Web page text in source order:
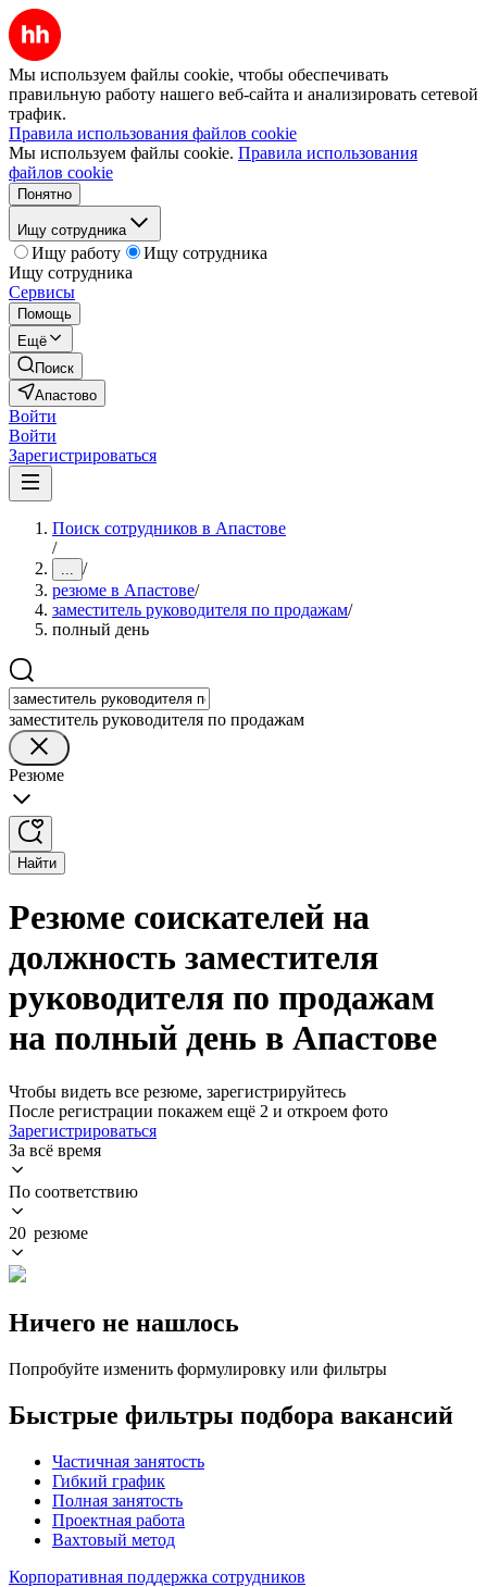
Мы используем файлы cookie, чтобы обеспечивать
правильную работу нашего веб-сайта и анализировать сетевой
трафик.
Правила использования файлов cookie
Мы используем файлы cookie. Правила использования
файлов cookie
Понятно
Ищу сотрудника
Ищу работу
Ищу сотрудника
Ищу сотрудника
Сервисы
Помощь
Ещё
Поиск
Апастово
Войти
Войти
Зарегистрироваться
Поиск сотрудников в Апастове
/
... /
резюме в Апастове/
заместитель руководителя по продажам/
полный день
заместитель руководителя по продажам
Резюме
Найти
Резюме соискателей на
должность заместителя
руководителя по продажам
на полный день в Апастове
Чтобы видеть все резюме, зарегистрируйтесь
После регистрации покажем ещё 2 и откроем фото
Зарегистрироваться
За всё время
По соответствию
20 резюме
Ничего не нашлось
Попробуйте изменить формулировку или фильтры
Быстрые фильтры подбора вакансий
Частичная занятость
Гибкий график
Полная занятость
Проектная работа
Вахтовый метод
Корпоративная поддержка сотрудников